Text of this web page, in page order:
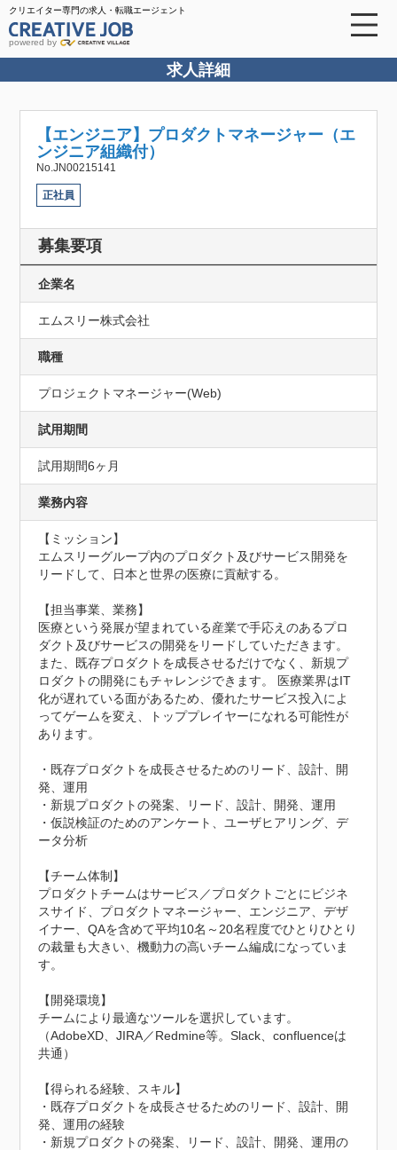
クリエイター専門の求人・転職エージェント
powered by
求人詳細
【エンジニア】プロダクトマネージャー（エ
ンジニア組織付）
No.JN00215141
正社員
募集要項
企業名
エムスリー株式会社
職種
プロジェクトマネージャー(Web)
試用期間
試用期間6ヶ月
業務内容
【ミッション】
エムスリーグループ内のプロダクト及びサービス開発を
リードして、日本と世界の医療に貢献する。
【担当事業、業務】
医療という発展が望まれている産業で手応えのあるプロ
ダクト及びサービスの開発をリードしていただきます。
また、既存プロダクトを成長させるだけでなく、新規プ
ロダクトの開発にもチャレンジできます。 医療業界はIT
化が遅れている面があるため、優れたサービス投入によ
ってゲームを変え、トッププレイヤーになれる可能性が
あります。
・既存プロダクトを成長させるためのリード、設計、開
発、運用
・新規プロダクトの発案、リード、設計、開発、運用
・仮説検証のためのアンケート、ユーザヒアリング、デ
ータ分析
【チーム体制】
プロダクトチームはサービス／プロダクトごとにビジネ
スサイド、プロダクトマネージャー、エンジニア、デザ
イナー、QAを含めて平均10名～20名程度でひとりひとり
の裁量も大きい、機動力の高いチーム編成になっていま
す。
【開発環境】
チームにより最適なツールを選択しています。
（AdobeXD、JIRA／Redmine等。Slack、confluenceは
共通）
【得られる経験、スキル】
・既存プロダクトを成長させるためのリード、設計、開
発、運用の経験
・新規プロダクトの発案、リード、設計、開発、運用の